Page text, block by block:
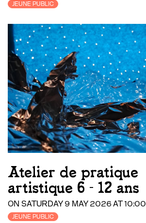
JEUNE PUBLIC
Atelier de pratique
artistique 6 - 12 ans
ON SATURDAY 9 MAY 2026 AT 10:00
JEUNE PUBLIC